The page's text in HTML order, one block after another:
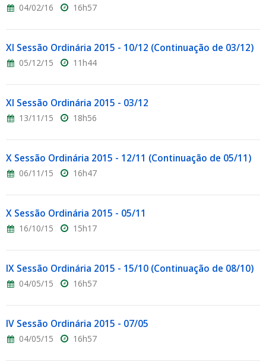
04/02/16 16h57
XI Sessão Ordinária 2015 - 10/12 (Continuação de 03/12)
05/12/15 11h44
XI Sessão Ordinária 2015 - 03/12
13/11/15 18h56
X Sessão Ordinária 2015 - 12/11 (Continuação de 05/11)
06/11/15 16h47
X Sessão Ordinária 2015 - 05/11
16/10/15 15h17
IX Sessão Ordinária 2015 - 15/10 (Continuação de 08/10)
04/05/15 16h57
IV Sessão Ordinária 2015 - 07/05
04/05/15 16h57